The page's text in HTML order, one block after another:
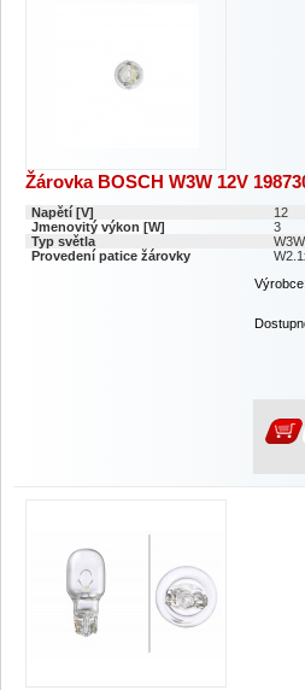
Žárovka BOSCH W3W 12V
Napětí [V]
12
Jmenovitý výkon [W]
3
Typ světla
W3W
Provedení patice žárovky
Výrobce: